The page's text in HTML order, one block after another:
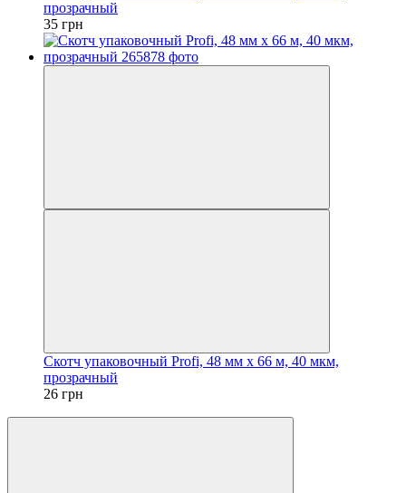
прозрачный
35 грн
Скотч упаковочный Profi, 48 мм x 66 м, 40 мкм,
прозрачный
26 грн